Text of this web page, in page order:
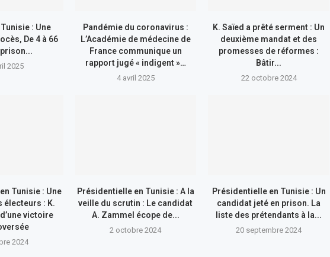
: Une
De 4 à 66
2025
Pandémie du coronavirus :
L’Académie de médecine de
France communique un
rapport jugé « indigent »…
4 avril 2025
K. Saïed a prêté serment : Un
deuxième mandat et des
promesses de réformes :
Bâtir...
22 octobre 2024
Tunisie : Une
électeurs : K.
victoire
2024
Présidentielle en Tunisie : A la
veille du scrutin : Le candidat
A. Zammel écope de...
2 octobre 2024
Présidentielle en Tunisie : Un
candidat jeté en prison. La
liste des prétendants à la...
20 septembre 2024